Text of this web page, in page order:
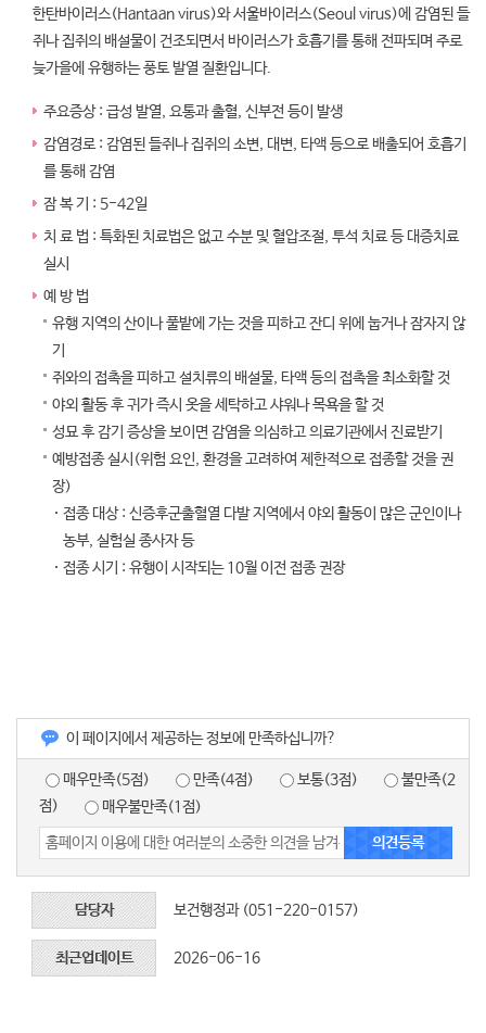
한탄바이러스(Hantaan virus)와 서울바이러스(Seoul virus)에 감염된 들
쥐나 집쥐의 배설물이 건조되면서 바이러스가 호흡기를 통해 전파되며 주로
늦가을에 유행하는 풍토 발열 질환입니다.
주요증상 : 급성 발열, 요통과 출혈, 신부전 등이 발생
감염경로 : 감염된 들쥐나 집쥐의 소변, 대변, 타액 등으로 배출되어 호흡기
를 통해 감염
잠 복 기 : 5-42일
치 료 법 : 특화된 치료법은 없고 수분 및 혈압조절, 투석 치료 등 대증치료
실시
예 방 법
유행 지역의 산이나 풀밭에 가는 것을 피하고 잔디 위에 눕거나 잠자지 않
기
쥐와의 접촉을 피하고 설치류의 배설물, 타액 등의 접촉을 최소화할 것
야외 활동 후 귀가 즉시 옷을 세탁하고 샤워나 목욕을 할 것
성묘 후 감기 증상을 보이면 감염을 의심하고 의료기관에서 진료받기
예방접종 실시(위험 요인, 환경을 고려하여 제한적으로 접종할 것을 권
장)
접종 대상 : 신증후군출혈열 다발 지역에서 야외 활동이 많은 군인이나
농부, 실험실 종사자 등
접종 시기 : 유행이 시작되는 10월 이전 접종 권장
이 페이지에서 제공하는 정보에 만족하십니까?
매우만족(5점) 만족(4점) 보통(3점)
점)
매우불만족(1점)
담당자 보건행정과 (051-220-0157)
최근업데이트 2026-06-16